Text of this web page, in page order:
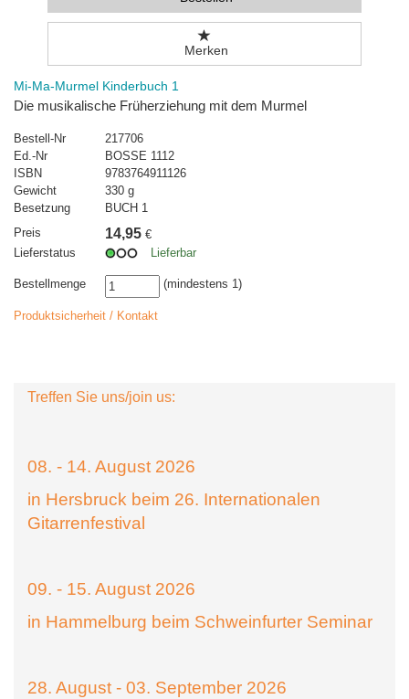
Merken
Mi-Ma-Murmel Kinderbuch 1
Die musikalische Früherziehung mit dem Murmel
Bestell-Nr
217706
Ed.-Nr
BOSSE 1112
ISBN
9783764911126
Gewicht
330 g
Besetzung
BUCH 1
Preis
14,95 €
Lieferstatus
Lieferbar
Bestellmenge (mindestens 1)
Produktsicherheit / Kontakt
Treffen Sie uns/join us:
08. - 14. August 2026
in Hersbruck beim 26. Internationalen
Gitarrenfestival
09. - 15. August 2026
in Hammelburg beim Schweinfurter Seminar
28. August - 03. September 2026